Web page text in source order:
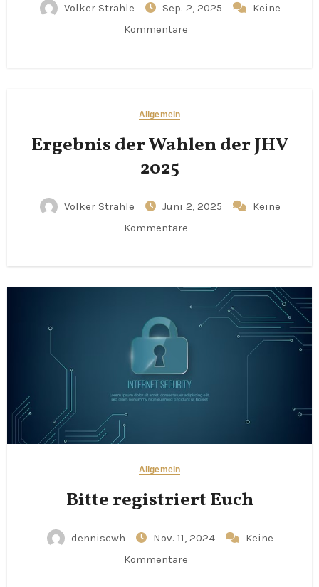
Volker Strähle Sep. 2, 2025
Keine
Kommentare
Allgemein
Ergebnis der Wahlen der JHV
2025
Volker Strähle Juni 2, 2025
Keine
Kommentare
Allgemein
Bitte registriert Euch
denniscwh Nov. 11, 2024
Keine
Kommentare